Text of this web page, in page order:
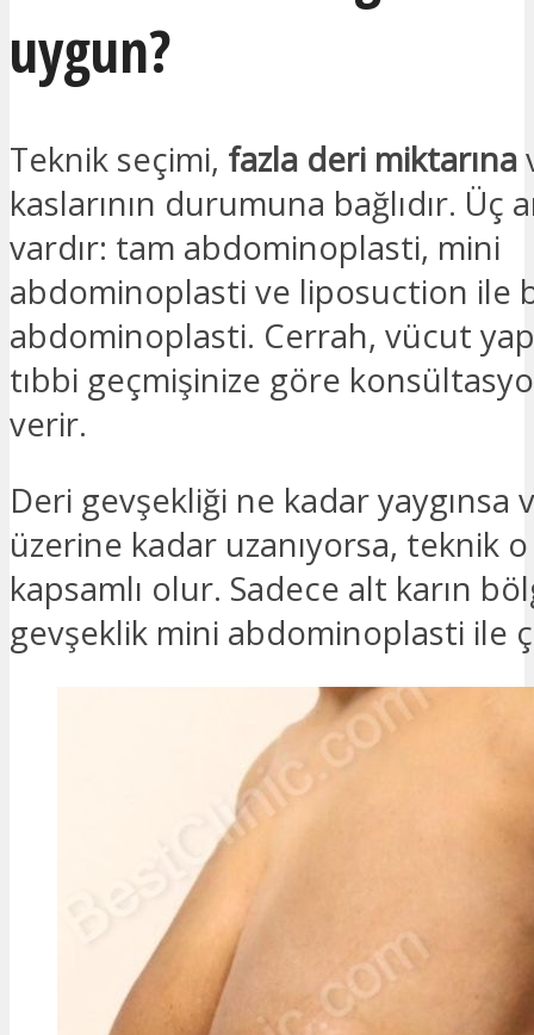
uygun?
Teknik seçimi, fazla deri miktarına
kaslarının durumuna bağlıdır. Üç
vardır: tam abdominoplasti, mini
abdominoplasti ve liposuction ile
abdominoplasti. Cerrah, vücut
tıbbi geçmişinize göre
verir.
Deri gevşekliği ne kadar yaygınsa
üzerine kadar uzanıyorsa, teknik
kapsamlı olur. Sadece alt karın
gevşeklik mini abdominoplasti ile